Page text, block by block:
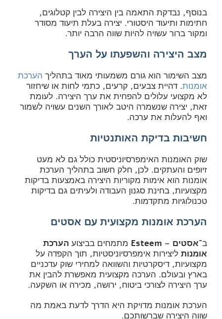
בנוסף, נבדקת התאמה בין היצירה לבין קטלוגים,
חתימות ותיעוד היסטורי. יצירה בעלת תיעוד מסודר
ומקור ברור עשויה להיות שווה הרבה יותר.
מצב היצירה והשפעתו על הערך
מצב השימור הוא גורם משמעותי מאוד בתהליך הערכת
אומנות. דהיית צבעים, קרעים, כתמי לחות או שיחזור
לא מקצועי עלולים להפחית את ערך היצירה. לעומת
זאת, יצירה שנשמרה היטב לאורך השנים עשויה לשמור
ואף להעלות את ערכה.
חשיבות בדיקת האותנטיות
שוק האומנות האימפרסיוניסטית כולל גם לא מעט
זיופים והעתקים. לכן, חלק חשוב בתהליך הערכת
אומנות הוא אימות מקוריות היצירה באמצעות בדיקות
מקצועיות, בחינת סגנון העבודה ולעיתים גם בדיקות
טכנולוגיות מתקדמות.
הערכת אומנות מקצועית עם אסטים
ב־אסטים – Esteem מתמחים בביצוע הערכת
אומנות ליצירות אימפרסיוניסטיות, תוך הקפדה על
מקצועיות, דיסקרטיות והשוואה למחירי שוק עדכניים
בארץ ובעולם. הערכה מקצועית מאפשרת להבין את
ערך היצירה לצורכי ביטוח, ירושה, מכירה או השקעה.
הערכת אומנות מדויקת היא הדרך לדעת באמת מה
שווה היצירה שברשותכם.